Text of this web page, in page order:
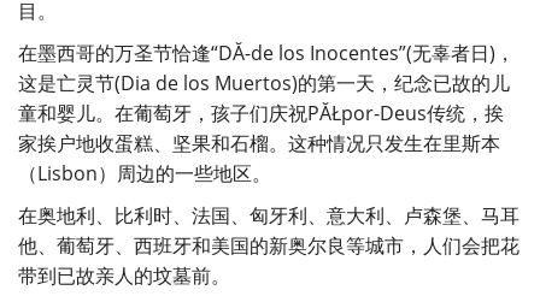
目。
在墨西哥的万圣节恰逢“DĂ-de los Inocentes”(无辜者日)，
这是亡灵节(Dia de los Muertos)的第一天，纪念已故的儿
童和婴儿。在葡萄牙，孩子们庆祝PĂŁpor-Deus传统，挨
家挨户地收蛋糕、坚果和石榴。这种情况只发生在里斯本
（Lisbon）周边的一些地区。
在奥地利、比利时、法国、匈牙利、意大利、卢森堡、马耳
他、葡萄牙、西班牙和美国的新奥尔良等城市，人们会把花
带到已故亲人的坟墓前。